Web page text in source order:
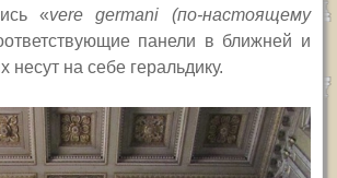
«vere germani (по-настоящему
панели в ближней и
несут на себе геральдику.